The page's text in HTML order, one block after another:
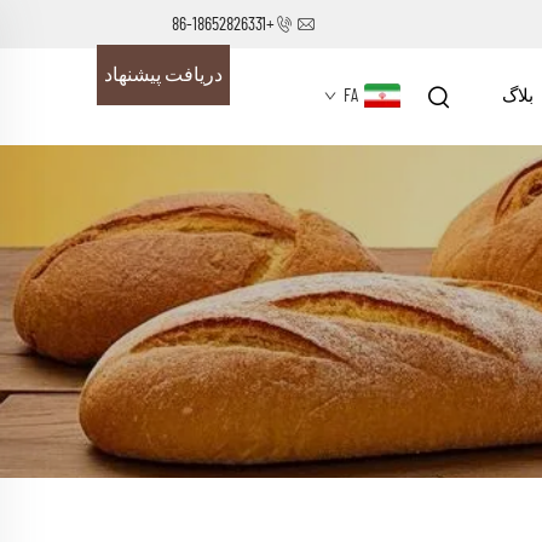
+86-18652826331
بلاگ FA
دریافت پیشنهاد